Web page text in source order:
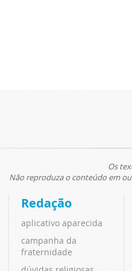
Os
Não reproduza o conteúdo em
Redação
aplicativo aparecida
campanha da
fraternidade